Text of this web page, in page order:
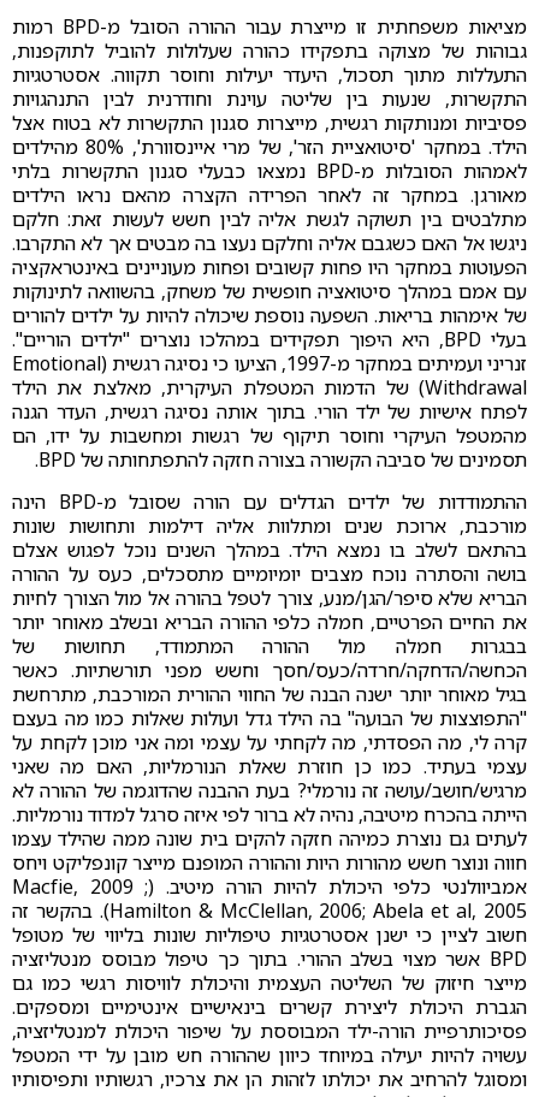
מציאות משפחתית זו מייצרת עבור ההורה הסובל מ-BPD רמות
גבוהות של מצוקה בתפקידו כהורה שעלולות להוביל לתוקפנות,
התעללות מתוך תסכול, היעדר יעילות וחוסר תקווה. אסטרטגיות
התקשרות, שנעות בין שליטה עוינת וחודרנית לבין התנהגויות
פסיביות ומנותקות רגשית, מייצרות סגנון התקשרות לא בטוח אצל
הילד. במחקר 'סיטואציית הזר', של מרי איינסוורת', 80% מהילדים
לאמהות הסובלות מ-BPD נמצאו כבעלי סגנון התקשרות בלתי
מאורגן. במחקר זה לאחר הפרידה הקצרה מהאם נראו הילדים
מתלבטים בין תשוקה לגשת אליה לבין חשש לעשות זאת: חלקם
ניגשו אל האם כשגבם אליה וחלקם נעצו בה מבטים אך לא התקרבו.
הפעוטות במחקר היו פחות קשובים ופחות מעוניינים באינטראקציה
עם אמם במהלך סיטואציה חופשית של משחק, בהשוואה לתינוקות
של אימהות בריאות. השפעה נוספת שיכולה להיות על ילדים להורים
בעלי BPD, היא היפוך תפקידים במהלכו נוצרים "ילדים הוריים".
זנריני ועמיתים במחקר מ-1997, הציעו כי נסיגה רגשית (Emotional
Withdrawal) של הדמות המטפלת העיקרית, מאלצת את הילד
לפתח אישיות של ילד הורי. בתוך אותה נסיגה רגשית, העדר הגנה
מהמטפל העיקרי וחוסר תיקוף של רגשות ומחשבות על ידו, הם
תסמינים של סביבה הקשורה בצורה חזקה להתפתחותה של BPD.
ההתמודדות של ילדים הגדלים עם הורה שסובל מ-BPD הינה
מורכבת, ארוכת שנים ומתלוות אליה דילמות ותחושות שונות
בהתאם לשלב בו נמצא הילד. במהלך השנים נוכל לפגוש אצלם
בושה והסתרה נוכח מצבים יומיומיים מתסכלים, כעס על ההורה
הבריא שלא סיפר/הגן/מנע, צורך לטפל בהורה אל מול הצורך לחיות
את החיים הפרטיים, חמלה כלפי ההורה הבריא ובשלב מאוחר יותר
בבגרות חמלה מול ההורה המתמודד, תחושות של
הכחשה/הדחקה/חרדה/כעס/חסך וחשש מפני תורשתיות. כאשר
בגיל מאוחר יותר ישנה הבנה של החווי ההורית המורכבת, מתרחשת
"התפוצצות של הבועה" בה הילד גדל ועולות שאלות כמו מה בעצם
קרה לי, מה הפסדתי, מה לקחתי על עצמי ומה אני מוכן לקחת על
עצמי בעתיד. כמו כן חוזרת שאלת הנורמליות, האם מה שאני
מרגיש/חושב/עושה זה נורמלי? בעת ההבנה שהדוגמה של ההורה לא
הייתה בהכרח מיטיבה, נהיה לא ברור לפי איזה סרגל למדוד נורמליות.
לעתים גם נוצרת כמיהה חזקה להקים בית שונה ממה שהילד עצמו
חווה ונוצר חשש מהורות היות וההורה המופנם מייצר קונפליקט ויחס
אמביוולנטי כלפי היכולת להיות הורה מיטיב. (Macfie, 2009 ;
Hamilton & McClellan, 2006; Abela et al, 2005). בהקשר זה
חשוב לציין כי ישנן אסטרטגיות טיפוליות שונות בליווי של מטופל
BPD אשר מצוי בשלב ההורי. בתוך כך טיפול מבוסס מנטליזציה
מייצר חיזוק של השליטה העצמית והיכולת לוויסות רגשי כמו גם
הגברת היכולת ליצירת קשרים בינאישיים אינטימיים ומספקים.
פסיכותרפיית הורה-ילד המבוססת על שיפור היכולת למנטליזציה,
עשויה להיות יעילה במיוחד כיוון שההורה חש מובן על ידי המטפל
ומסוגל להרחיב את יכולתו לזהות הן את צרכיו, רגשותיו ותפיסותיו